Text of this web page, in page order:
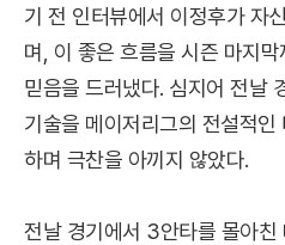
기 전 인터뷰에서 이정후가 자
며, 이 좋은 흐름을 시즌 마지
믿음을 드러냈다. 심지어 전날
기술을 메이저리그의 전설적
하며 극찬을 아끼지 않았다.
전날 경기에서 3안타를 몰아친